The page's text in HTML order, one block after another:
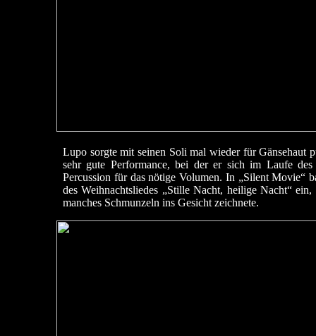
Lupo sorgte mit seinen Soli mal wieder für Gänsehaut
sehr gute Performance, bei der er sich im Laufe
Percussion für das nötige Volumen. In „Silent Movie“
des Weihnachtsliedes „Stille Nacht, heilige Nacht“
manches Schmunzeln ins Gesicht zeichnete.